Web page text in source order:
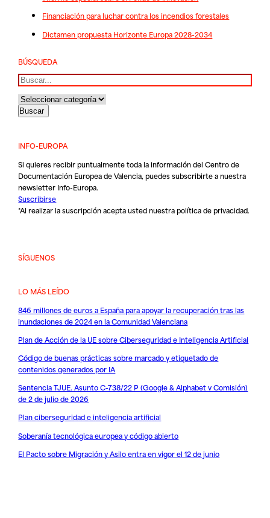
Financiación para luchar contra los incendios forestales
Dictamen propuesta Horizonte Europa 2028-2034
BÚSQUEDA
Buscar
INFO-EUROPA
Si quieres recibir puntualmente toda la información del Centro de
Documentación Europea de Valencia, puedes subscribirte a nuestra
newsletter Info-Europa.
Suscribirse
*Al realizar la suscripción acepta usted nuestrapolítica de privacidad.
SÍGUENOS
LO MÁS LEÍDO
846 millones de euros a España para apoyar la recuperación tras las
inundaciones de 2024 en la Comunidad Valenciana
Plan de Acción de la UE sobre Ciberseguridad e Inteligencia Artificial
Código de buenas prácticas sobre marcado y etiquetado de
contenidos generados por IA
Sentencia TJUE. Asunto C-738/22 P (Google & Alphabet v Comisión)
de 2 de julio de 2026
Plan ciberseguridad e inteligencia artificial
Soberanía tecnológica europea y código abierto
El Pacto sobre Migración y Asilo entra en vigor el 12 de junio